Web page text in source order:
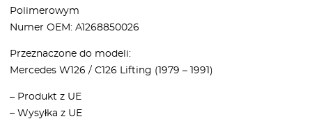
Polimerowym
Numer OEM: A1268850026
Przeznaczone do modeli:
Mercedes W126 / C126 Lifting (1979 – 1991)
– Produkt z UE
– Wysyłka z UE